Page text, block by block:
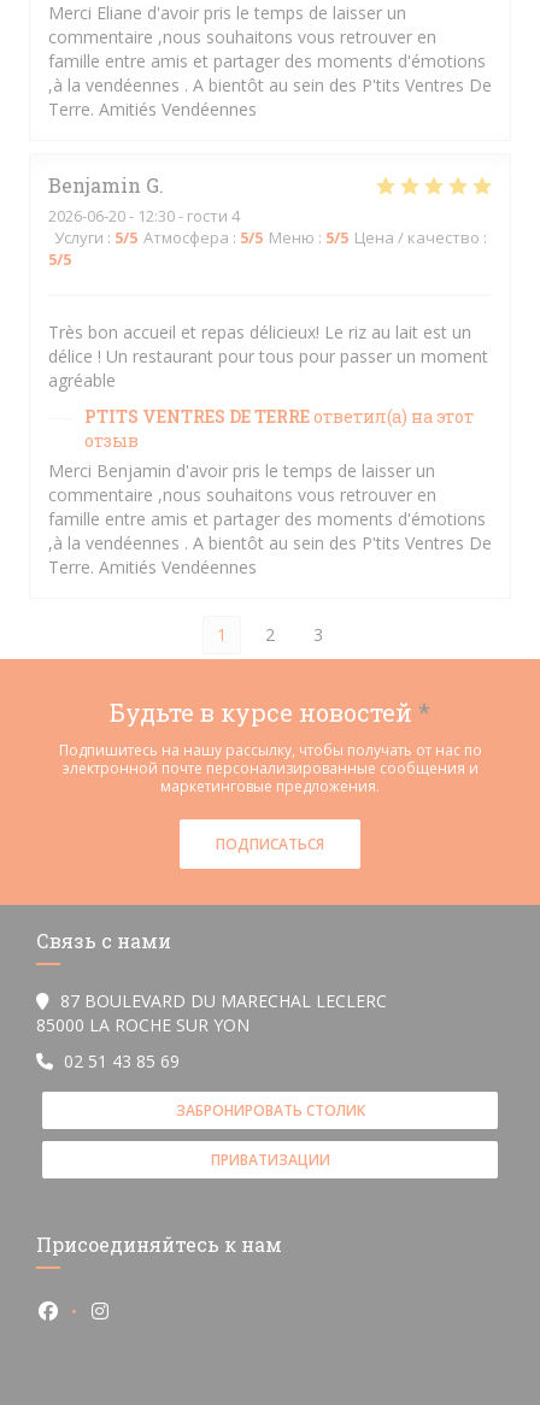
Merci Eliane d'avoir pris le temps de laisser un
commentaire ,nous souhaitons vous retrouver en
famille entre amis et partager des moments d'émotions
,à la vendéennes . A bientôt au sein des P'tits Ventres De
Terre. Amitiés Vendéennes
Benjamin G
2026-06-20- 12:30 - гости 4
Услуги : 5/5 Атмосфера : 5/5 Меню : 5/5 Цена / качество :
5/5
Très bon accueil et repas délicieux! Le riz au lait est un
délice ! Un restaurant pour tous pour passer un moment
agréable
PTITS VENTRES DE TERREответил(а) на этот
отзыв
Merci Benjamin d'avoir pris le temps de laisser un
commentaire ,nous souhaitons vous retrouver en
famille entre amis et partager des moments d'émotions
,à la vendéennes . A bientôt au sein des P'tits Ventres De
Terre. Amitiés Vendéennes
1 2 3
Будьте в курсе новостей *
Подпишитесь на нашу рассылку, чтобы получать от нас по
электронной почте персонализированные сообщения и
маркетинговые предложения.
ПОДПИСАТЬСЯ
Связь с нами
87 BOULEVARD DU MARECHAL LECLERC
85000 LA ROCHE SUR YON
02 51 43 85 69
ЗАБРОНИРОВАТЬ СТОЛИК
ПРИВАТИЗАЦИИ
Присоединяйтесь к нам
Facebook ((открывается в новом окне))
Instagram ((открывается в новом окне))